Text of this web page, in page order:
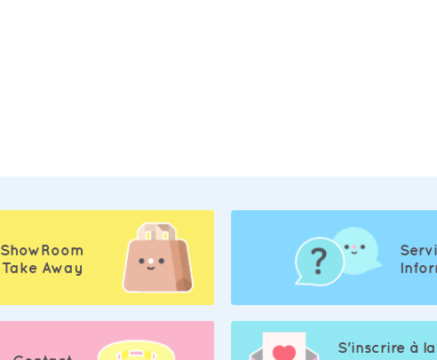
ShowRoom
Take Away
S'inscrire à